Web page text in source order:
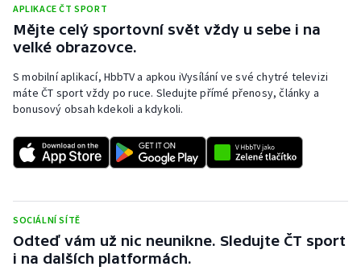
Short track
Sportovní střelba
Triatlon
Veslování
APLIKACE ČT SPORT
Mějte celý sportovní svět vždy u sebe i na
velké obrazovce.
S mobilní aplikací, HbbTV a apkou iVysílání ve své chytré televizi
máte ČT sport vždy po ruce. Sledujte přímé přenosy, články a
bonusový obsah kdekoli a kdykoli.
SOCIÁLNÍ SÍTĚ
Odteď vám už nic neunikne. Sledujte ČT sport
i na dalších platformách.